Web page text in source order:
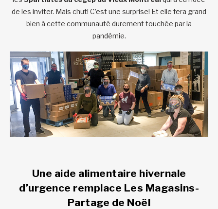
de les inviter. Mais chut! C’est une surprise! Et elle fera grand
bien à cette communauté durement touchée par la
pandémie.
Une aide alimentaire hivernale
d’urgence remplace Les Magasins-
Partage de Noël